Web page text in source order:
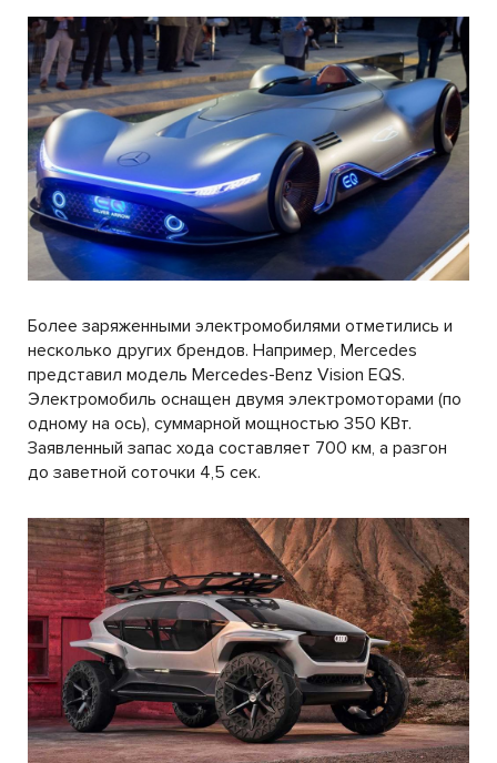
Более заряженными электромобилями отметились и
несколько других брендов. Например, Mercedes
представил модель Mercedes-Benz Vision EQS.
Электромобиль оснащен двумя электромоторами (по
одному на ось), суммарной мощностью 350 КВт.
Заявленный запас хода составляет 700 км, а разгон
до заветной соточки 4,5 сек.